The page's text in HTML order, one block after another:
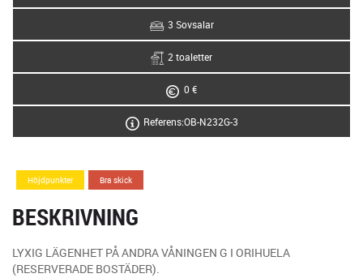
3 Sovsalar
2 toaletter
0 €
Referens:OB-N232G-3
Höjdpunkter Bra skick
BESKRIVNING
LYXIG LÄGENHET PÅ ANDRA VÅNINGEN G I ORIHUELA
(RESERVERADE BOSTÄDER).